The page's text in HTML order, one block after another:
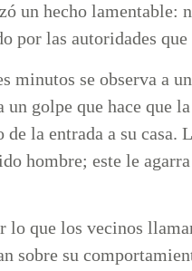
un hecho lamentable:
por las autoridades
minutos se observa a
golpe que hace que
la entrada a su casa.
hombre; este le
lo que los vecinos
sobre su